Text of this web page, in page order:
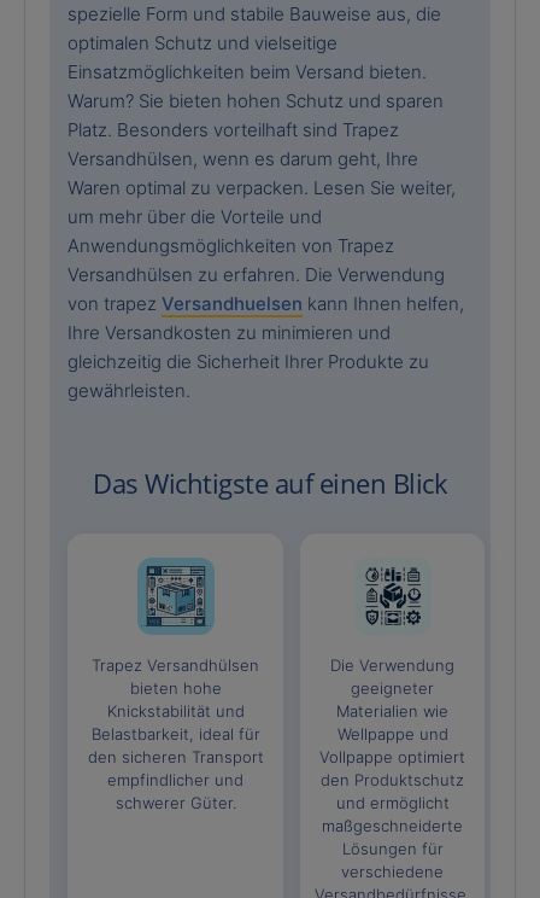
spezielle Form und stabile Bauweise aus, die
optimalen Schutz und vielseitige
Einsatzmöglichkeiten beim Versand bieten.
Warum? Sie bieten hohen Schutz und sparen
Platz. Besonders vorteilhaft sind Trapez
Versandhülsen, wenn es darum geht, Ihre
Waren optimal zu verpacken. Lesen Sie weiter,
um mehr über die Vorteile und
Anwendungsmöglichkeiten von Trapez
Versandhülsen zu erfahren. Die Verwendung
von trapez Versandhuelsen kann Ihnen helfen,
Ihre Versandkosten zu minimieren und
gleichzeitig die Sicherheit Ihrer Produkte zu
gewährleisten.
Das Wichtigste auf einen Blick
Trapez Versandhülsen
bieten hohe
Knickstabilität und
Belastbarkeit, ideal für
den sicheren Transport
empfindlicher und
schwerer Güter.
Die Verwendung
geeigneter
Materialien wie
Wellpappe und
Vollpappe optimiert
den Produktschutz
und ermöglicht
maßgeschneiderte
Lösungen für
verschiedene